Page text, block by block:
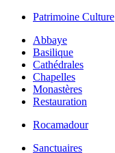
Patrimoine Culture
Abbaye
Basilique
Cathédrales
Chapelles
Monastères
Restauration
Rocamadour
Sanctuaires